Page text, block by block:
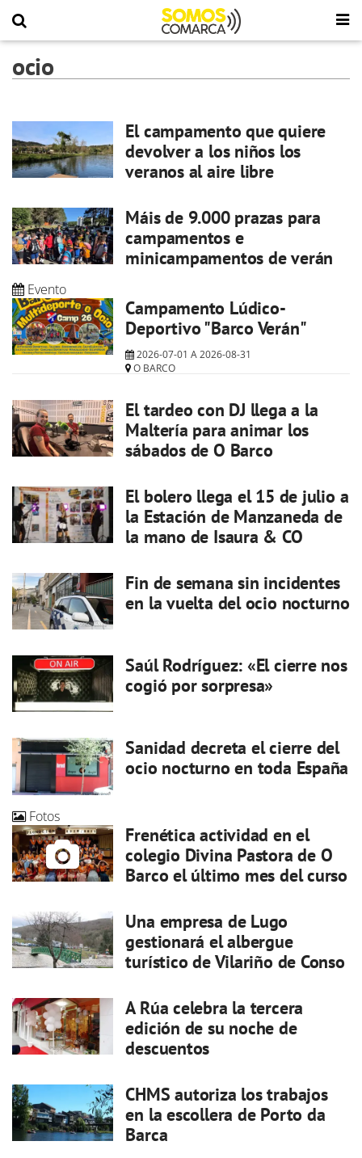
ocio
El campamento que quiere
devolver a los niños los
veranos al aire libre
Máis de 9.000 prazas para
campamentos e
minicampamentos de verán
Evento
Campamento Lúdico-
Deportivo "Barco Verán"
2026-07-01 A2026-08-31
O BARCO
El tardeo con DJ llega a la
Maltería para animar los
sábados de O Barco
El bolero llega el 15 de julio a
la Estación de Manzaneda de
la mano de Isaura & CO
Fin de semana sin incidentes
en la vuelta del ocio nocturno
Saúl Rodríguez: «El cierre nos
cogió por sorpresa»
Sanidad decreta el cierre del
ocio nocturno en toda España
Fotos
Frenética actividad en el
colegio Divina Pastora de O
Barco el último mes del curso
Una empresa de Lugo
gestionará el albergue
turístico de Vilariño de Conso
A Rúa celebra la tercera
edición de su noche de
descuentos
CHMS autoriza los trabajos
en la escollera de Porto da
Barca